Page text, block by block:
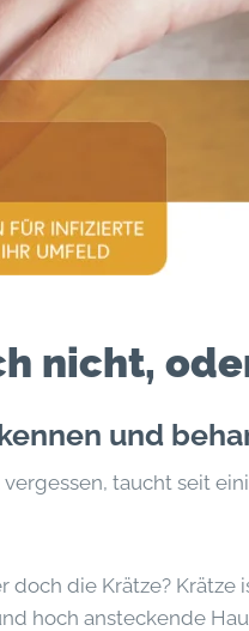
nicht,
und
taucht seit
doch die Krätze?
hoch ansteckende